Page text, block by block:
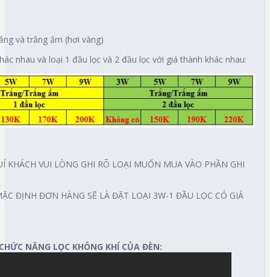
và trắng ấm (hơi vàng)
nhau và loại 1 đầu lọc và 2 đầu lọc với giá thành khác nhau:
KHÁCH VUI LÒNG GHI RÕ LOẠI MUỐN MUA VÀO PHẦN GHI
ĐỊNH ĐƠN HÀNG SẼ LÀ ĐẶT LOẠI 3W-1 ĐẦU LỌC CÓ GIÁ
NĂNG LỌC KHÔNG KHÍ CỦA ĐÈN: